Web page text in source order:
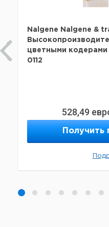
Nalgene Nalgene &
цветными
0112
528,49
Получить